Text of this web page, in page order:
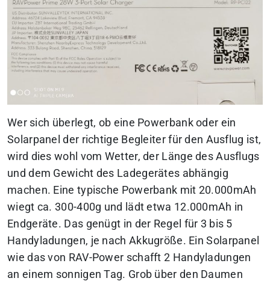
Wer sich überlegt, ob eine Powerbank oder ein
Solarpanel der richtige Begleiter für den Ausflug ist,
wird dies wohl vom Wetter, der Länge des Ausflugs
und dem Gewicht des Ladegerätes abhängig
machen. Eine typische Powerbank mit 20.000mAh
wiegt ca. 300-400g und lädt etwa 12.000mAh in
Endgeräte. Das genügt in der Regel für 3 bis 5
Handyladungen, je nach Akkugröße. Ein Solarpanel
wie das von RAV-Power schafft 2 Handyladungen
an einem sonnigen Tag. Grob über den Daumen